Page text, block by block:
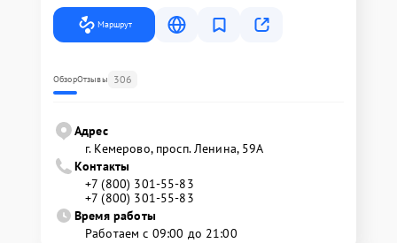
Маршрут
ОбзорОтзывы 306
Адрес
г. Кемерово, просп. Ленина, 59А
Контакты
+7 (800) 301-55-83
+7 (800) 301-55-83
Время работы
Работаем с 09:00 до 21:00